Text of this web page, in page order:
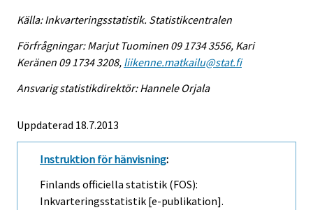
Källa: Inkvarteringsstatistik. Statistikcentralen
Förfrågningar: Marjut Tuominen 09 1734 3556, Kari
Keränen 09 1734 3208, liikenne.matkailu@stat.fi
Ansvarig statistikdirektör: Hannele Orjala
Uppdaterad 18.7.2013
Instruktion för hänvisning:
Finlands officiella statistik (FOS):
Inkvarteringsstatistik [e-publikation].